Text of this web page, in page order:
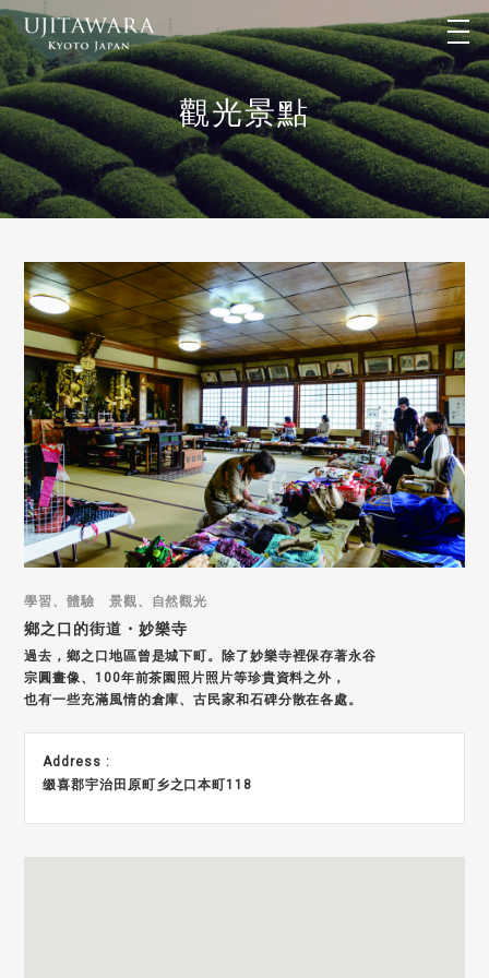
t
o
g
l
e
n
a
v
i
g
a
t
觀光景點
學習、體驗 景觀、自然觀光
鄉之口的街道・妙樂寺
過去，鄉之口地區曾是城下町。除了妙樂寺裡保存著永谷
宗圓畫像、100年前茶園照片照片等珍貴資料之外，
也有一些充滿風情的倉庫、古民家和石碑分散在各處。
Address :
缀喜郡宇治田原町乡之口本町118